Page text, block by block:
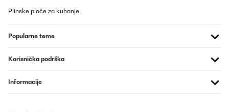
Plinske ploče za kuhanje
Popularne teme
Korisnička podrška
Informacije